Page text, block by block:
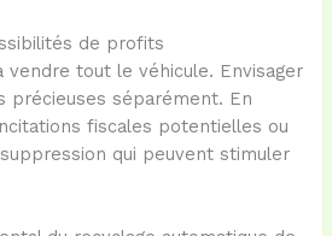
de profits
vendre tout le véhicule. Envisager
précieuses séparément. En
fiscales potentielles ou
qui peuvent stimuler